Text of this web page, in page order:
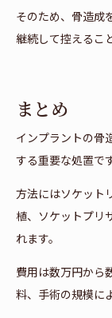
そのため、骨造成
継続して控えるこ
まとめ
インプラントの骨
する重要な処置です
方法にはソケット
植、ソケットプリ
れます。
費用は数万円から
料、手術の規模に